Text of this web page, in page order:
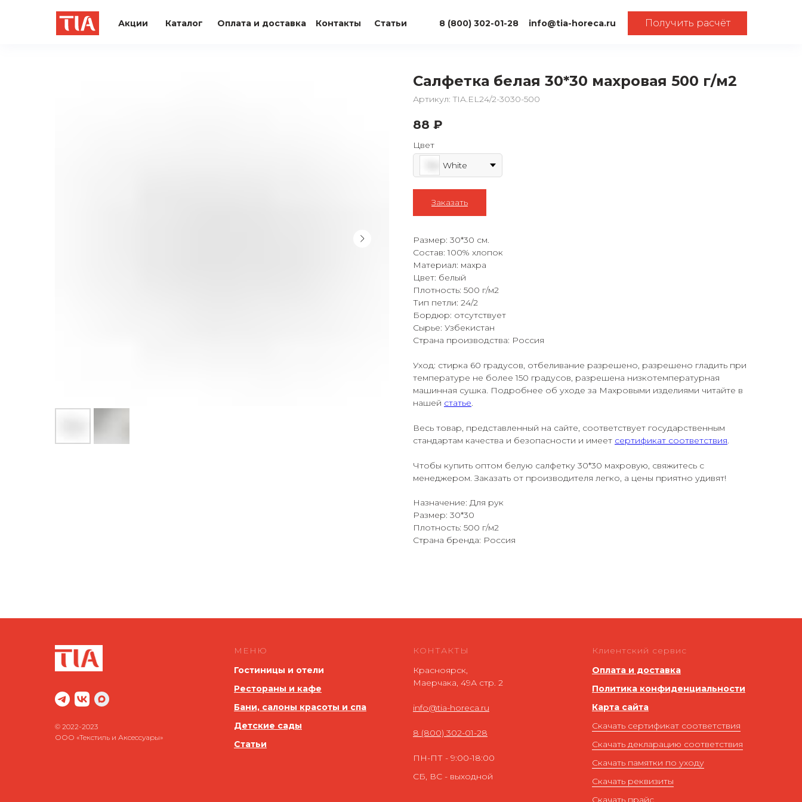
8 (800) 302-01-28
Каталог
Акции Контакты info@tia-horeca.ru Получить расчёт
Статьи
Оплата и доставка
Салфетка белая 30*30 махровая 500 г/м2
Артикул:TIA.EL24/2-3030-500
88 ₽
Цвет
White
Заказать
Размер: 30*30 см.
Состав: 100% хлопок
Материал: махра
Цвет: белый
Плотность: 500 г/м2
Тип петли: 24/2
Бордюр: отсутствует
Сырье: Узбекистан
Страна производства: Россия
Уход: стирка 60 градусов, отбеливание разрешено, разрешено гладить при
температуре не более 150 градусов, разрешена низкотемпературная
машинная сушка. Подробнее об уходе за Махровыми изделиями читайте в
нашей статье.
Весь товар, представленный на сайте, соответствует государственным
стандартам качества и безопасности и имеет сертификат соответствия.
Чтобы купить оптом белую салфетку 30*30 махровую, свяжитесь с
менеджером. Заказать от производителя легко, а цены приятно удивят!
Назначение: Для рук
Размер: 30*30
Плотность: 500 г/м2
Страна бренда: Россия
© 2022-2023
ООО «Текстиль и Аксессуары»
МЕНЮ
Гостиницы и отели
Рестораны и кафе
Бани, салоны красоты и спа
Детские сады
Статьи
КОНТАКТЫ
Красноярск,
Маерчака, 49А стр. 2
info@tia-horeca.ru
8 (800) 302-01-28
ПН-ПТ - 9:00-18:00
СБ, ВС - выходной
Клиентский сервис
Оплата и доставка
Политика конфиденциальности
Карта сайта
Скачать сертификат соответствия
Скачать декларацию соответствия
Скачать памятки по уходу
Скачать реквизиты
Скачать прайс